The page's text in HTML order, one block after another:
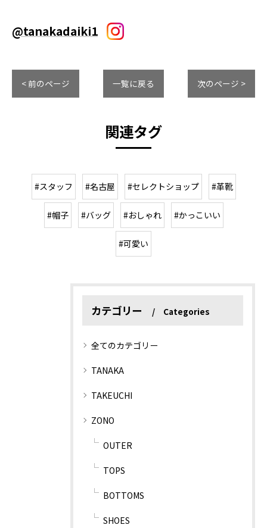
@tanakadaiki1
< 前のページ 一覧に戻る 次のページ >
関連タグ
#スタッフ #名古屋 #セレクトショップ #革靴
#帽子 #バッグ #おしゃれ #かっこいい
#可愛い
カテゴリー Categories
全てのカテゴリー
TANAKA
TAKEUCHI
ZONO
OUTER
TOPS
BOTTOMS
SHOES